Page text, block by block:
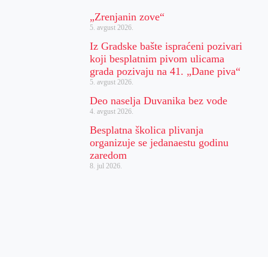
„Zrenjanin zove“
5. avgust 2026.
Iz Gradske bašte ispraćeni pozivari
koji besplatnim pivom ulicama
grada pozivaju na 41. „Dane piva“
5. avgust 2026.
Deo naselja Duvanika bez vode
4. avgust 2026.
Besplatna školica plivanja
organizuje se jedanaestu godinu
zaredom
8. jul 2026.